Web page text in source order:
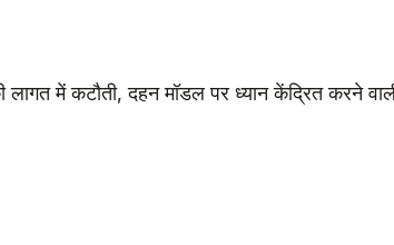
लागत में कटौती, दहन मॉडल पर ध्यान केंद्रित करने